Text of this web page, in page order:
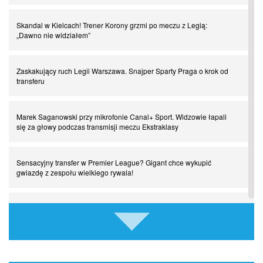
Chłopak z pizzerii. Kim był zmarły Mino Raiola?
Manchester United. Czy magik z Holandii odczaruje przeklętą
drużynę?
Puyol i Piqué. Piłkarskie duety, za którymi tęsknimy. Część III
Pocztówki z ćwierćfinałów. Liga Mistrzów wkracza w decydującą
Skandal w Kielcach! Trener Korony grzmi po meczu z Legią:
„Dawno nie widziałem”
Zaskakujący ruch Legii Warszawa. Snajper Sparty Praga o krok od
transferu
Marek Saganowski przy mikrofonie Canal+ Sport. Widzowie łapali
się za głowy podczas transmisji meczu Ekstraklasy
Sensacyjny transfer w Premier League? Gigant chce wykupić
gwiazdę z zespołu wielkiego rywala!
odpowiedź Manchesteru United